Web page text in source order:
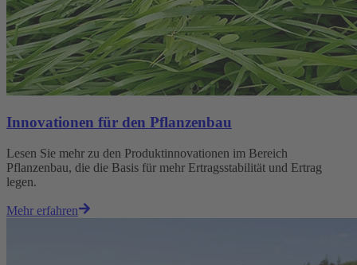
Innovationen für den Pflanzenbau
Lesen Sie mehr zu den Produktinnovationen im Bereich
Pflanzenbau, die die Basis für mehr Ertragsstabilität und Ertrag
legen.
Mehr erfahren